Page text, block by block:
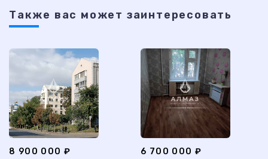
Также ваc может заинтересовать
8 900 000 ₽ 6 700 000 ₽